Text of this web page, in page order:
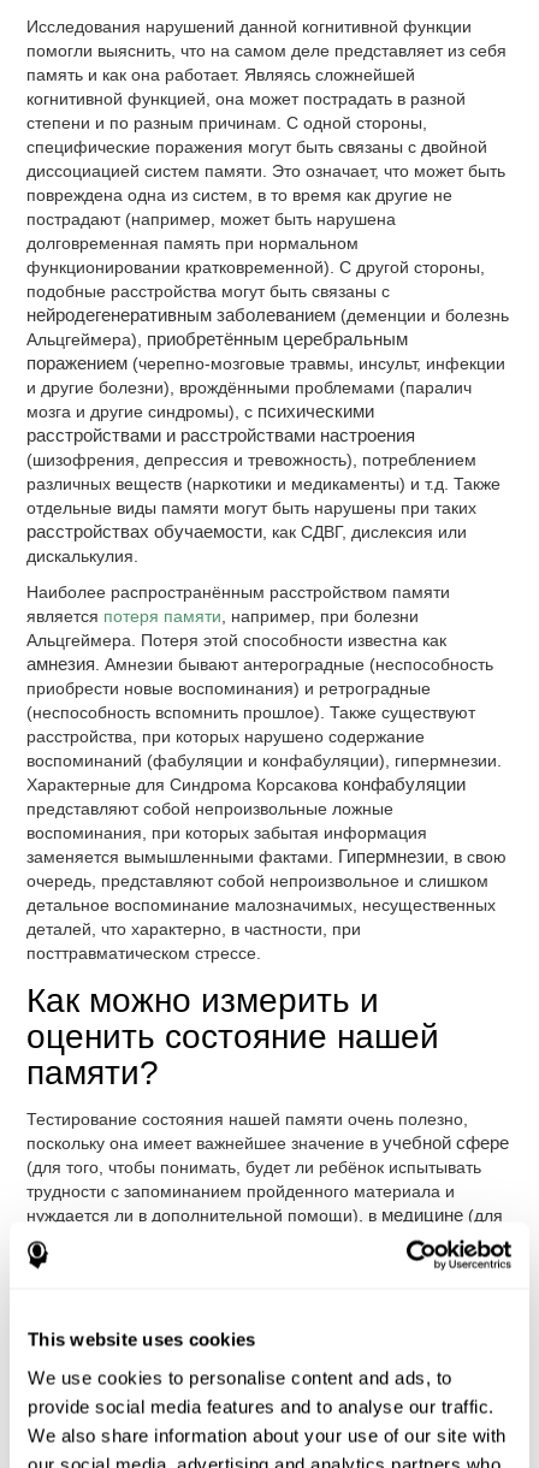
This website uses cookies
We use cookies to personalise content and ads, to
provide social media features and to analyse our traffic.
We also share information about your use of our site with
our social media, advertising and analytics partners who
Исследования нарушений данной когнитивной функции
помогли выяснить, что на самом деле представляет из себя
память и как она работает. Являясь сложнейшей
когнитивной функцией, она может пострадать в разной
степени и по разным причинам. С одной стороны,
специфические поражения могут быть связаны с двойной
диссоциацией систем памяти. Это означает, что может быть
повреждена одна из систем, в то время как другие не
пострадают (например, может быть нарушена
долговременная память при нормальном
функционировании кратковременной). С другой стороны,
подобные расстройства могут быть связаны с
нейродегенеративным заболеванием (деменции и болезнь
Альцгеймера), приобретённым церебральным
поражением (черепно-мозговые травмы, инсульт, инфекции
и другие болезни), врождёнными проблемами (паралич
мозга и другие синдромы), с психическими
расстройствами и расстройствами настроения
(шизофрения, депрессия и тревожность), потреблением
различных веществ (наркотики и медикаменты) и т.д. Также
отдельные виды памяти могут быть нарушены при таких
расстройствах обучаемости , как СДВГ, дислексия или
дискалькулия.
Наиболее распространённым расстройством памяти
является потеря памяти , например, при болезни
Альцгеймера. Потеря этой способности известна как
амнезия . Амнезии бывают антероградные (неспособность
приобрести новые воспоминания) и ретроградные
(неспособность вспомнить прошлое). Также существуют
расстройства, при которых нарушено содержание
воспоминаний (фабуляции и конфабуляции), гипермнезии.
Характерные для Синдрома Корсакова конфабуляции
представляют собой непроизвольные ложные
воспоминания, при которых забытая информация
заменяется вымышленными фактами. Гипермнезии , в свою
очередь, представляют собой непроизвольное и слишком
детальное воспоминание малозначимых, несущественных
деталей, что характерно, в частности, при
посттравматическом стрессе.
Как можно измерить и
оценить состояние нашей
памяти?
Тестирование состояния нашей памяти очень полезно,
поскольку она имеет важнейшее значение вучебной сфере
(для того, чтобы понимать, будет ли ребёнок испытывать
трудности с запоминанием пройденного материала и
нуждается ли в дополнительной помощи), в медицине (для
того, чтобы понимать, будет ли помнить пациент какие ему
нужно принимать лекарства, может ли он быть
определённую должность) и в
С помощью комплексного нейропсихологического
тестирования
можно надёжно и эффективно измерить
память и другие когнитивные функции.CogniFit
("КогниФит")предлагает серию тестов, которые оценивают